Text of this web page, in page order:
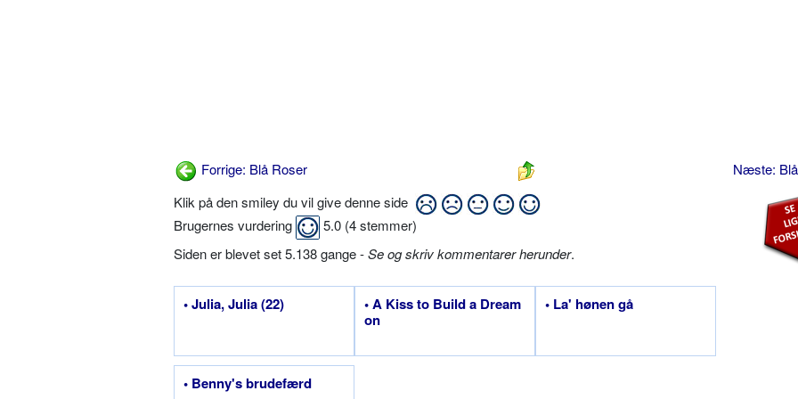
Forrige: Blå Roser
Næste:
Klik på den smiley du vil give denne side
Brugernes vurdering
5.0 (4stemmer)
Siden er blevet set 5.138 gange -Se og skriv kommentarer herunder.
• Julia, Julia (22)
• A Kiss to Build a Dream
on
• La' hønen gå
• Benny's brudefærd